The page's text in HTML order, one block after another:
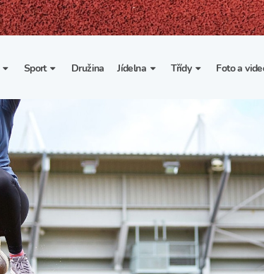
informace
školního roku
a učební plán
kroužky
poradenské
psycholožka
Sport
Spolupráce se sportovními
kluby
Školní sportovní klub
Tělesná výchova a sport
Družina Jídelna
Vnitřní řád školní jídelny
Třídy
Třída II. A
Třída III. A
Třída IV. A
Třída V. A
Třída VI. A
Foto a